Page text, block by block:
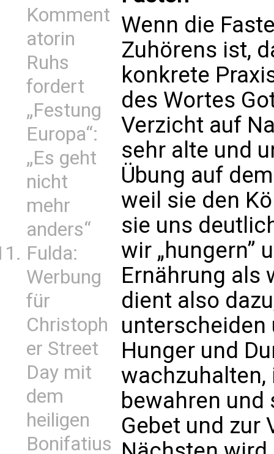
Komment
atorin
Ruhs
fordert
„Festung
Europa“:
„Es geht
nicht
mehr
anders“
Fulda:
Werbung
für
Christoph
er Street
Day mit
dem
heiligen
Bonifatius
Wenn die
Zuhörens ist,
konkrete
des Wortes
Verzicht auf
sehr alte und
Übung auf
weil sie den
sie uns
wir „hungern”
Ernährung als
dient also
unterscheiden
Hunger und
wachzuhalten,
bewahren und
Gebet und zur